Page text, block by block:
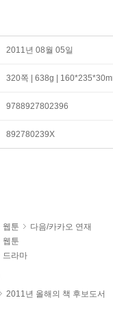
2011년 08월 05일
320쪽 | 638g |
9788927802396
892780239X
웹툰
다음/카카오 연재
웹툰
드라마
2011년 올해의 책 후보도서